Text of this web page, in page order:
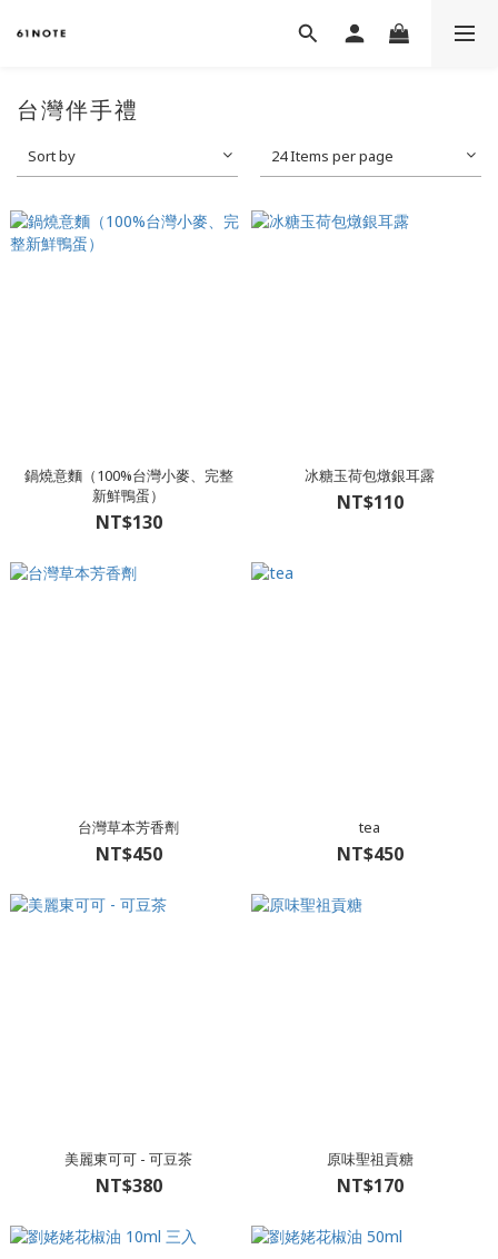
台灣伴手禮
Sort by 24 Items per page
鍋燒意麵（100%台灣小麥、完整
新鮮鴨蛋）
NT$130
冰糖玉荷包燉銀耳露
NT$110
台灣草本芳香劑
NT$450
tea
NT$450
美麗東可可 - 可豆茶
NT$380
原味聖祖貢糖
NT$170